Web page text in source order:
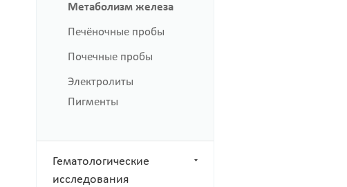
Метаболизм железа
Печёночные пробы
Почечные пробы
Электролиты
Пигменты
Гематологические
исследования